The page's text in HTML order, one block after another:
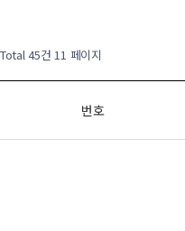
Total 45건 11 페이지
번호